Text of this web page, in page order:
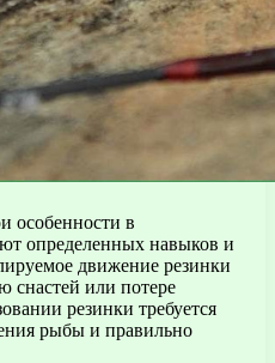
особенности в
определенных навыков и
движение резинки
снастей или потере
резинки требуется
рыбы и правильно